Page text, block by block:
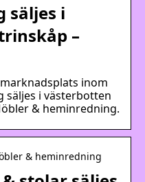
säljes i
–
inom
i västerbotten
& heminredning.
& heminredning